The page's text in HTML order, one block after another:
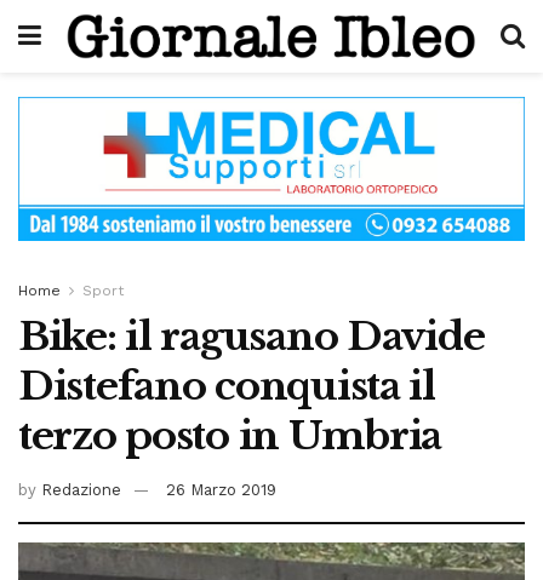
Home Sport
Bike: il ragusano Davide
Distefano conquista il
terzo posto in Umbria
by Redazione 26 Marzo 2019